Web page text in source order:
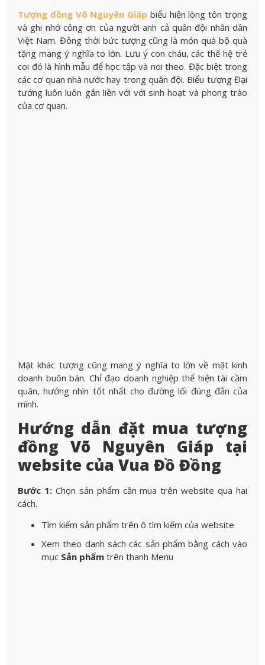
Tượng đồng Võ Nguyên Giáp biểu hiện lòng tôn trọng
và ghi nhớ công ơn của người anh cả quân đội nhân dân
Việt Nam. Đồng thời bức tượng cũng là món quà bộ quà
tặng mang ý nghĩa to lớn. Lưu ý con cháu, các thế hệ trẻ
coi đó là hình mẫu để học tập và noi theo. Đặc biệt trong
các cơ quan nhà nước hay trong quân đội. Biểu tượng Đại
tướng luôn luôn gắn liền với với sinh hoạt và phong trào
của cơ quan.
Mặt khác tượng cũng mang ý nghĩa to lớn về mặt kinh
doanh buôn bán. Chỉ đạo doanh nghiệp thể hiện tài cầm
quân, hướng nhìn tốt nhất cho đường lối đúng đắn của
mình.
Hướng dẫn đặt mua tượng
đồng Võ Nguyên Giáp tại
website của Vua Đồ Đồng
Bước 1:Chọn sản phẩm cần mua trên website qua hai
cách.
Tìm kiếm sản phẩm trên ô tìm kiếm của website
Xem theo danh sách các sản phẩm bằng cách vào
mục Sản phẩm trên thanh Menu